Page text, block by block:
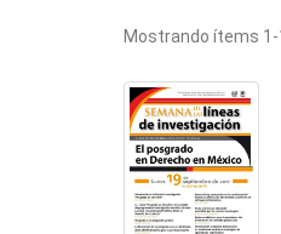
Mostrando ítems 1-